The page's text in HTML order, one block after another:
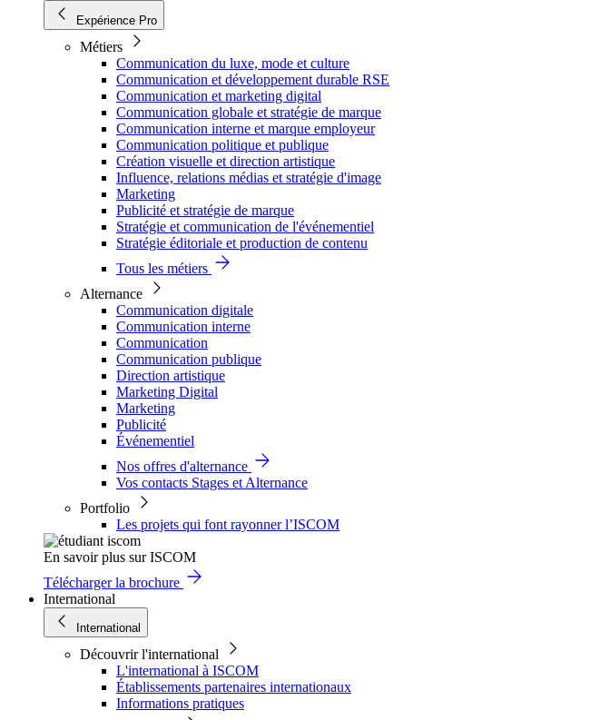
Expérience Pro
Métiers
Communication du luxe, mode et culture
Communication et développement durable RSE
Communication et marketing digital
Communication globale et stratégie de marque
Communication interne et marque employeur
Communication politique et publique
Création visuelle et direction artistique
Influence, relations médias et stratégie d'image
Marketing
Publicité et stratégie de marque
Stratégie et communication de l'événementiel
Stratégie éditoriale et production de contenu
Tous les métiers
Alternance
Communication digitale
Communication interne
Communication
Communication publique
Direction artistique
Marketing Digital
Marketing
Publicité
Événementiel
Nos offres d'alternance
Vos contacts Stages et Alternance
Portfolio
Les projets qui font rayonner l’ISCOM
En savoir plus sur ISCOM
Télécharger la brochure
International
International
Découvrir l'international
L'international à ISCOM
Établissements partenaires internationaux
Informations pratiques